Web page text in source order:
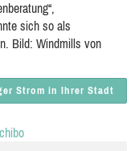
sich so als
Bild: Windmills von
Strom in Ihrer Stadt